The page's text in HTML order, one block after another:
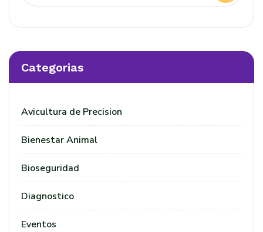
Categorias
Avicultura de Precision
Bienestar Animal
Bioseguridad
Diagnostico
Eventos